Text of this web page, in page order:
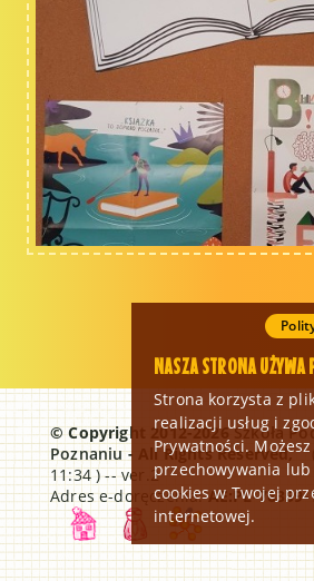
© Copyright 2012-2026Szkoła
Poznaniu- All Rights Reserved,(
11:34 ) -- ver.2
Adres e-doręczenia:AE:PL-76359-
NASZA STRONA
Strona korzysta z
realizacji usług i
Prywatności.
przechowywania
cookies w Twojej
internetowej.